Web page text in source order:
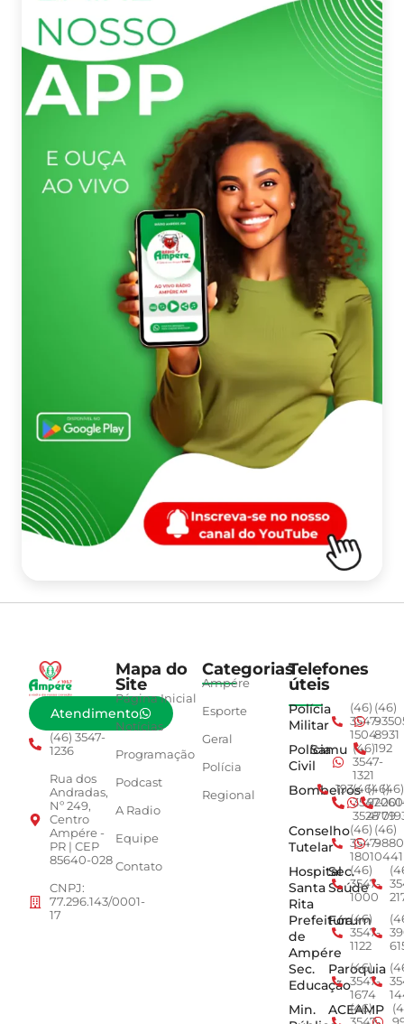
Atendimento
(46) 3547-
1236
Rua dos
Andradas,
Nº 249,
Centro
Ampére -
PR | CEP
85640-028
CNPJ:
77.296.143/0001-
17
Mapa do
Site
Página Inicial
Notícias
Programação
Podcast
A Radio
Equipe
Contato
Categorias
Ampére
Esporte
Geral
Polícia
Regional
Telefones
úteis
Polícia
Militar
(46)
3547-
1504
(46)
8931
Polícia
Civil
Samu (46)
3547-
1321
192
Bombeiros
193(46)
3547-
3528
(46)
4779
(46)
Conselho
Tutelar
(46)
3547-
1801
(46)
0441
Hospital
Santa
Rita
Sec.
Saúde
(46)
3547-
1000
Prefeitura
de
Ampére
Fórum
(46)
3547-
1122
Sec.
Educação
Paroquia
(46)
3547-
1674
Min.
ACEAMP
(46)